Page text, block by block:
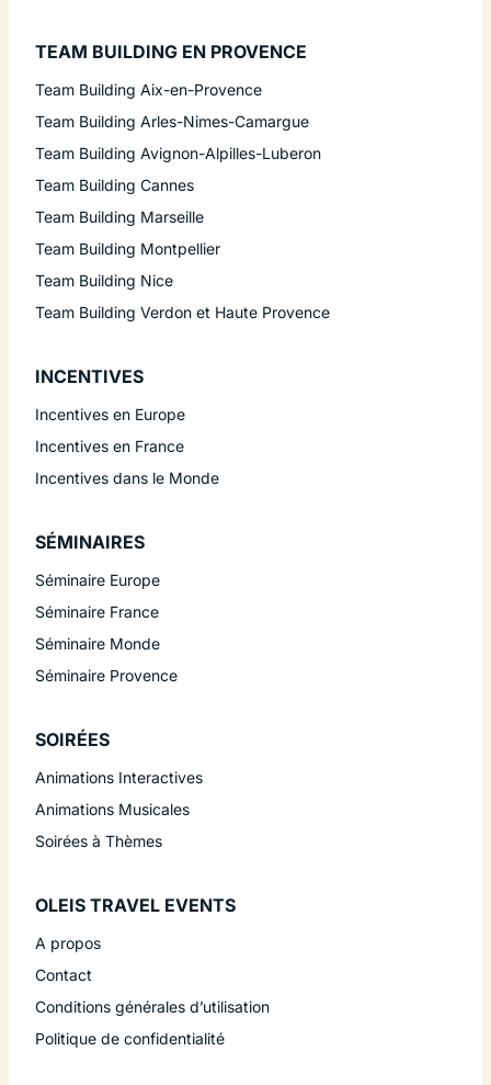
TEAM BUILDING EN PROVENCE
Team Building Aix-en-Provence
Team Building Arles-Nimes-Camargue
Team Building Avignon-Alpilles-Luberon
Team Building Cannes
Team Building Marseille
Team Building Montpellier
Team Building Nice
Team Building Verdon et Haute Provence
INCENTIVES
Incentives en Europe
Incentives en France
Incentives dans le Monde
SÉMINAIRES
Séminaire Europe
Séminaire France
Séminaire Monde
Séminaire Provence
SOIRÉES
Animations Interactives
Animations Musicales
Soirées à Thèmes
OLEIS TRAVEL EVENTS
A propos
Contact
Conditions générales d’utilisation
Politique de confidentialité